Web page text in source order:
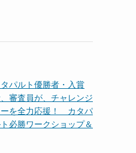
パルト優勝者・入賞
審査員が、チャレンジ
ーを全力応援！ カタパ
必勝ワークショップ＆